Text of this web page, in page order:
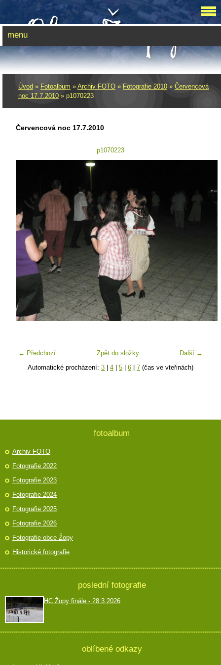
Úvod » Fotoalbum » Archiv FOTO » Fotografie 2010 » Červencová
noc 17.7.2010 » p1070223
Červencová noc 17.7.2010
p1070223
← Předchozí Další →
Zpět do složky
Automatické procházení: 3 | 4 | 5 | 6 | 7 (čas ve vteřinách)
menu
fotoalbum
Archiv FOTO
Fotografie 2022
Fotografie 2023
Fotografie 2024
Fotografie 2025
Fotografie 2026
Fotografie obce Žopy
Historické fotografie
poslední fotografie
HC Žopy finále - 28.3.2026
oblíbené odkazy